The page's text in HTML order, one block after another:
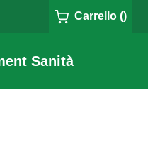
Carrello ()
Sanità